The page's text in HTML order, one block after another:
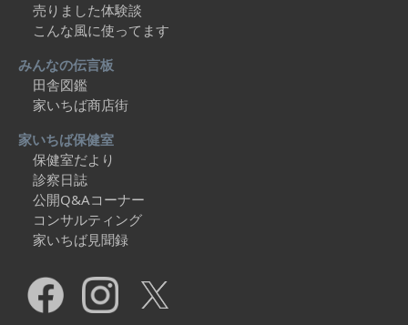
売りました体験談
こんな風に使ってます
みんなの伝言板
田舎図鑑
家いちば商店街
家いちば保健室
保健室だより
診察日誌
公開Q&Aコーナー
コンサルティング
家いちば見聞録